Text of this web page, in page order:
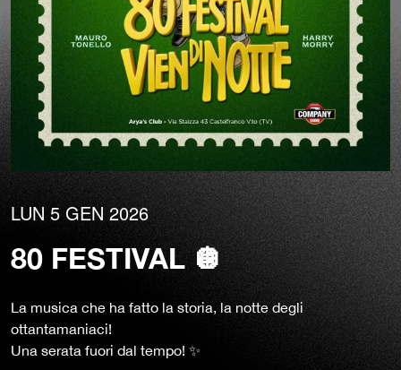
LUN 5 GEN 2026
80 FESTIVAL 🪩
La musica che ha fatto la storia, la notte degli
ottantamaniaci!
Una serata fuori dal tempo! ✨